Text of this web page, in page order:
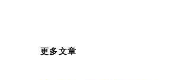
更多文章